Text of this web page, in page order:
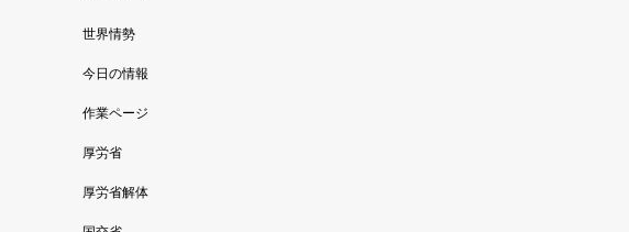
世界情勢
今日の情報
作業ページ
厚労省
厚労省解体